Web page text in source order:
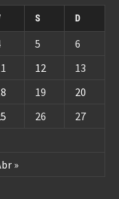
S D
»
5
6
12
13
19
20
26
27